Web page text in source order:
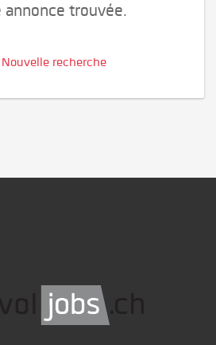
annonce trouvée.
Nouvelle recherche